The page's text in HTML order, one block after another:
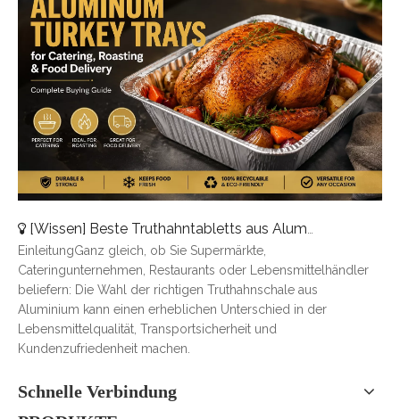
[Wissen] Beste Truthahntabletts aus Aluminium für Catering, Braten und Essenslieferung
EinleitungGanz gleich, ob Sie Supermärkte,
Cateringunternehmen, Restaurants oder Lebensmittelhändler
beliefern: Die Wahl der richtigen Truthahnschale aus
Aluminium kann einen erheblichen Unterschied in der
Lebensmittelqualität, Transportsicherheit und
Kundenzufriedenheit machen.
Schnelle Verbindung